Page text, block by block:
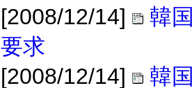
[2008/12/14]
韓
要求
[2008/12/14]
韓